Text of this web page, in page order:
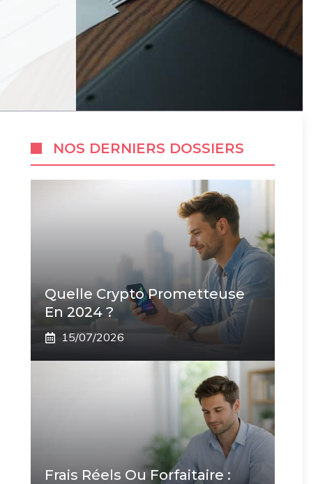
NOS DERNIERS DOSSIERS
Quelle Crypto Prometteuse
En 2024 ?
15/07/2026
Frais Réels Ou Forfaitaire :